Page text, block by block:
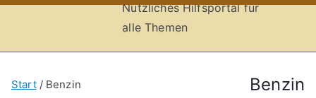
Nützliches Hilfsportal für
alle Themen
Benzin
Start Benzin